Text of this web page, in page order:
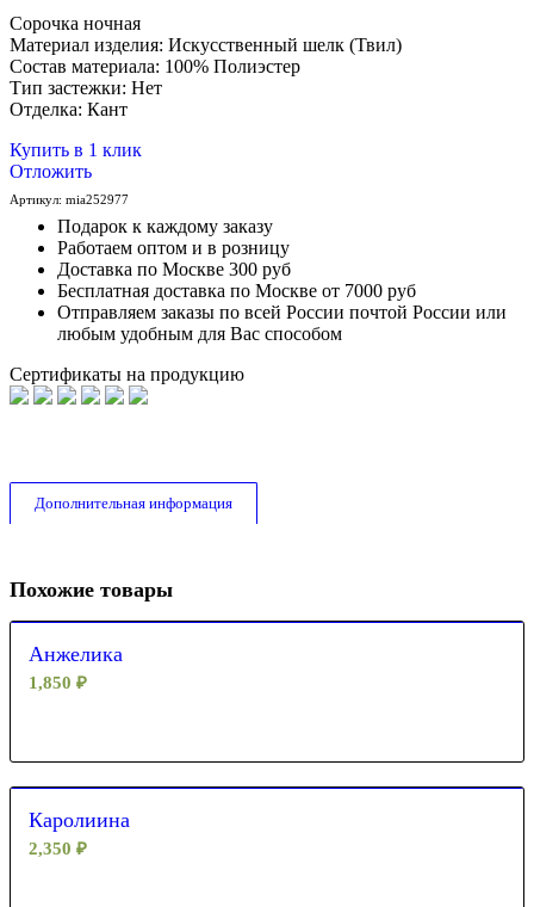
Сорочка ночная
Материал изделия: Искусственный шелк (Твил)
Состав материала: 100% Полиэстер
Тип застежки: Нет
Отделка: Кант
Купить в 1 клик
Отложить
Артикул: mia252977
Подарок к каждому заказу
Работаем оптом и в розницу
Доставка по Москве 300 руб
Бесплатная доставка по Москве от 7000 руб
Отправляем заказы по всей России почтой России или
любым удобным для Вас способом
Сертификаты на продукцию
Дополнительная информация
Похожие товары
Анжелика
1,850 ₽
Каролиина
2,350 ₽